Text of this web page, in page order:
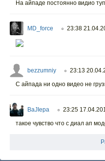
На айпаде постоянно видио
MD_force ○ 23:38
bezzumniy ○ 23:13
С айпада ни одно видео не
BaJIepa ○ 23:25
такое чувство что с диал ап